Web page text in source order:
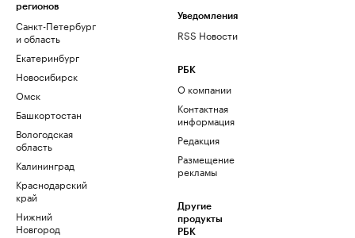
регионов
Санкт-Петербург
и область
Екатеринбург
Новосибирск
Омск
Башкортостан
Вологодская
область
Калининград
Краснодарский
край
Нижний
Новгород
Уведомления
RSS Новости
РБК
О компании
Контактная
информация
Редакция
Размещение
рекламы
Другие
продукты
РБК